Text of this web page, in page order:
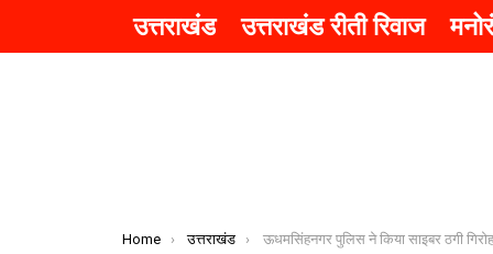
उत्तराखंड उत्तराखंड रीती रिवाज
You are here:
Home उत्तराखंड ऊधमसिंहनगर पुलिस ने किया साइबर ठगी गिरोह का भंडाफोड़, चार शातिर